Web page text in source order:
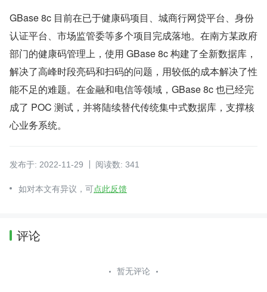
GBase 8c 目前在已于健康码项目、城商行网贷平台、身份
认证平台、市场监管委等多个项目完成落地。在南方某政府
部门的健康码管理上，使用 GBase 8c 构建了全新数据库，
解决了高峰时段亮码和扫码的问题，用较低的成本解决了性
能不足的难题。在金融和电信等领域，GBase 8c 也已经完
成了 POC 测试，并将陆续替代传统集中式数据库，支撑核
心业务系统。
发布于: 2022-11-29 阅读数: 341
如对本文有异议，可点此反馈
评论
暂无评论